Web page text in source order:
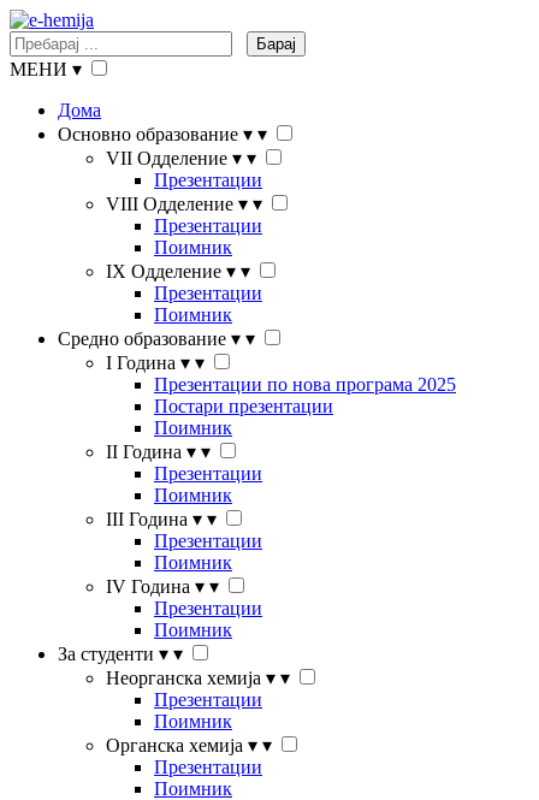
Барај
МЕНИ ▾
Дома
Основно образование ▾ ▾
VII Одделение ▾ ▾
Презентации
VIII Одделение ▾ ▾
Презентации
Поимник
IX Одделение ▾ ▾
Презентации
Поимник
Средно образование ▾ ▾
I Година ▾ ▾
Презентации по нова програма 2025
Постари презентации
Поимник
II Година ▾ ▾
Презентации
Поимник
III Година ▾ ▾
Презентации
Поимник
IV Година ▾ ▾
Презентации
Поимник
За студенти ▾ ▾
Неорганска хемија ▾ ▾
Презентации
Поимник
Органска хемија ▾ ▾
Презентации
Поимник